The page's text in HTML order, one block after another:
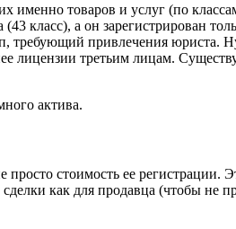
именно товаров и услуг (по
класс), а он зарегистрирован
требующий привлечения юриста.
лицензии третьим лицам.
актива.
стоимость ее
как для продавца (чтобы не